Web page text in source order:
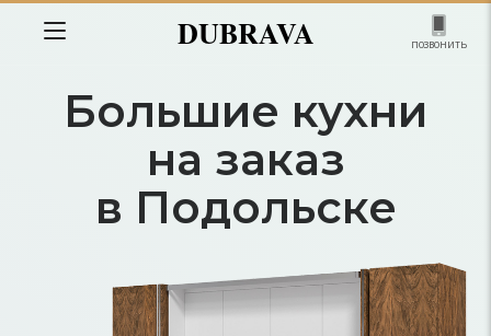
DUBRAVA позвонить
Большие кухни
на заказ
в Подольске